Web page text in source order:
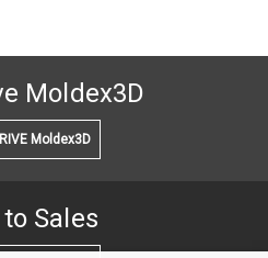
Moldex3D
Moldex3D
Sales